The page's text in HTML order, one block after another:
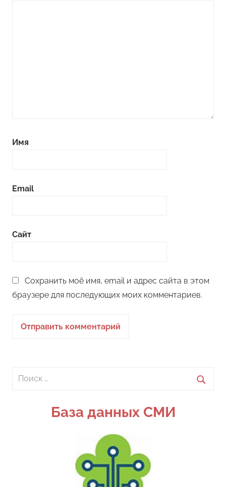
Имя
Email
Сайт
Сохранить моё имя, email и адрес сайта в этом
браузере для последующих моих комментариев.
Поиск
База данных СМИ